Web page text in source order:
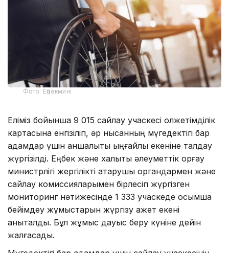
Фото: Еңбекмині
Еліміз бойынша 9 015 сайлау учаскесі қолжетімділік
картасына енгізіліп, әр нысанның мүгедектігі бар
адамдар үшін қаншалықты ыңғайлы екеніне талдау
жүргізілді. Еңбек және халықты әлеуметтік қорғау
министрлігі жергілікті атқарушы органдармен және
сайлау комиссияларымен бірлесіп жүргізген
мониторинг нәтижесінде 1 333 учаскеде қосымша
бейімдеу жұмыстарын жүргізу қажет екені
анықталды. Бұл жұмыс дауыс беру күніне дейін
жалғасады.